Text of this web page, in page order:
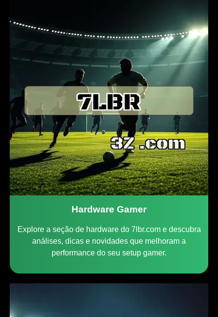
Hardware Gamer
Explore a seção de hardware do 7lbr.com e descubra
análises, dicas e novidades que melhoram a
performance do seu setup gamer.